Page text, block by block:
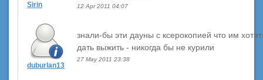
Sirin 12 Apr 2011 04:07
duburlan13
знали-бы эти дауны с ксерокопией что им
дать выжить - никогда бы не курили
27 May 2011 23:38